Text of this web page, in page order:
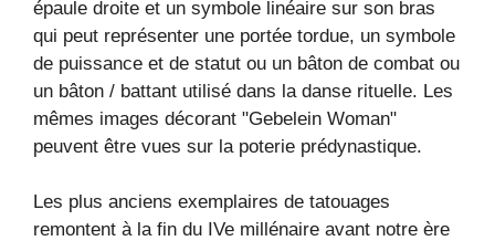
épaule droite et un symbole linéaire sur son bras
qui peut représenter une portée tordue, un symbole
de puissance et de statut ou un bâton de combat ou
un bâton / battant utilisé dans la danse rituelle. Les
mêmes images décorant "Gebelein Woman"
peuvent être vues sur la poterie prédynastique.
Les plus anciens exemplaires de tatouages ​​
remontent à la fin du IVe millénaire avant notre ère